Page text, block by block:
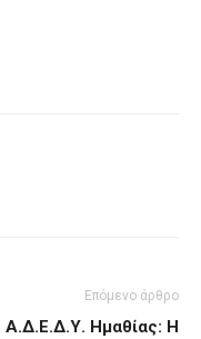
Επόμενο άρθρο
Α.Δ.Ε.Δ.Υ. Ημαθίας: Η